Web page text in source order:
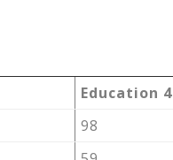
Education 4
98